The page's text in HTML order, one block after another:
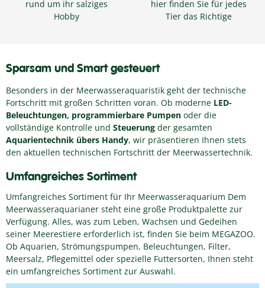
rund um ihr salziges
Hobby
hier finden Sie für jedes
Tier das Richtige
Sparsam und Smart gesteuert
Besonders in der Meerwasseraquaristik geht der technische
Fortschritt mit großen Schritten voran. Ob moderne LED-
Beleuchtungen, programmierbare Pumpen oder die
vollständige Kontrolle und Steuerung der gesamten
Aquarientechnik übers Handy, wir präsentieren Ihnen stets
den aktuellen technischen Fortschritt der Meerwassertechnik.
Umfangreiches Sortiment
Umfangreiches Sortiment für Ihr Meerwasseraquarium Dem
Meerwasseraquarianer steht eine große Produktpalette zur
Verfügung. Alles, was zum Leben, Wachsen und Gedeihen
seiner Meerestiere erforderlich ist, finden Sie beim MEGAZOO.
Ob Aquarien, Strömungspumpen, Beleuchtungen, Filter,
Meersalz, Pflegemittel oder spezielle Futtersorten, Ihnen steht
ein umfangreiches Sortiment zur Auswahl.